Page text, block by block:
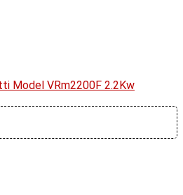
Model VRm2200F 2.2Kw